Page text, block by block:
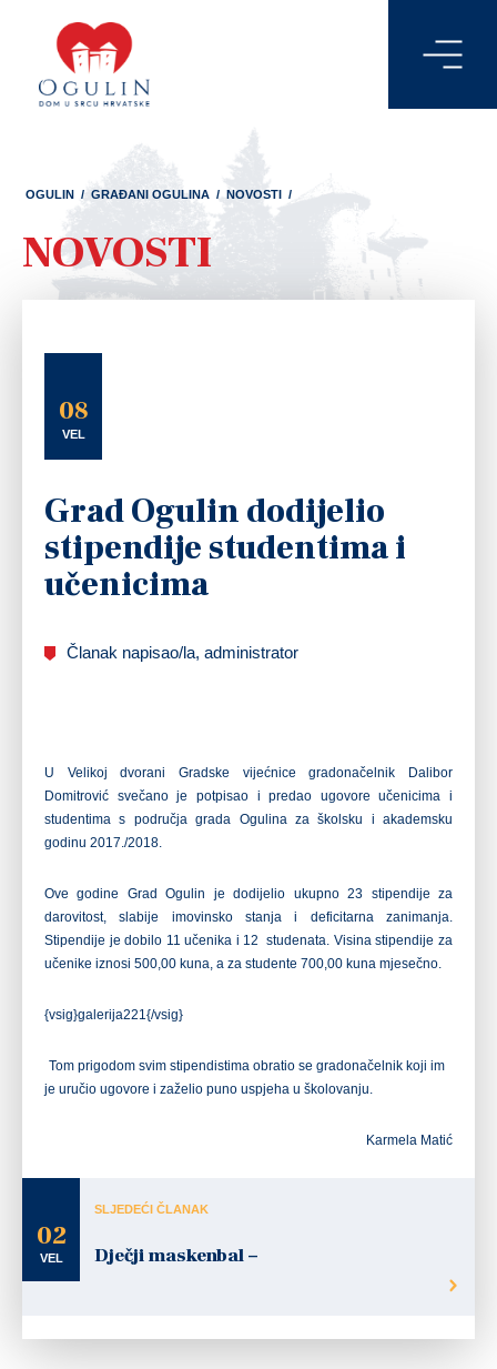
OGULIN / GRAĐANI OGULINA / NOVOSTI /
NOVOSTI
08
VEL
Grad Ogulin dodijelio
stipendije studentima i
učenicima
Članak napisao/la, administrator
U Velikoj dvorani Gradske vijećnice gradonačelnik Dalibor
Domitrović svečano je potpisao i predao ugovore učenicima i
studentima s područja grada Ogulina za školsku i akademsku
godinu 2017./2018.
Ove godine Grad Ogulin je dodijelio ukupno 23 stipendije za
darovitost, slabije imovinsko stanja i deficitarna zanimanja.
Stipendije je dobilo 11 učenika i 12 studenata. Visina stipendije za
učenike iznosi 500,00 kuna, a za studente 700,00 kuna mjesečno.
{vsig}galerija221{/vsig}
Tom prigodom svim stipendistima obratio se gradonačelnik koji im
je uručio ugovore i zaželio puno uspjeha u školovanju.
Karmela Matić
02
VEL
SLJEDEĆI ČLANAK
Dječji maskenbal –